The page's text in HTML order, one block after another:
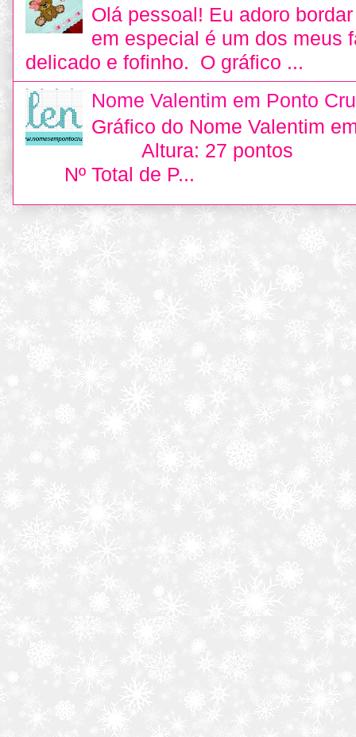
Olá pessoal! Eu adoro
em especial é um dos meus
delicado e fofinho. O gráfico ...
Nome Valentim em Ponto
Gráfico do Nome Valentim
Altura: 27 pontos
Nº Total de P...